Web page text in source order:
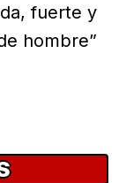
fuerte y
hombre”